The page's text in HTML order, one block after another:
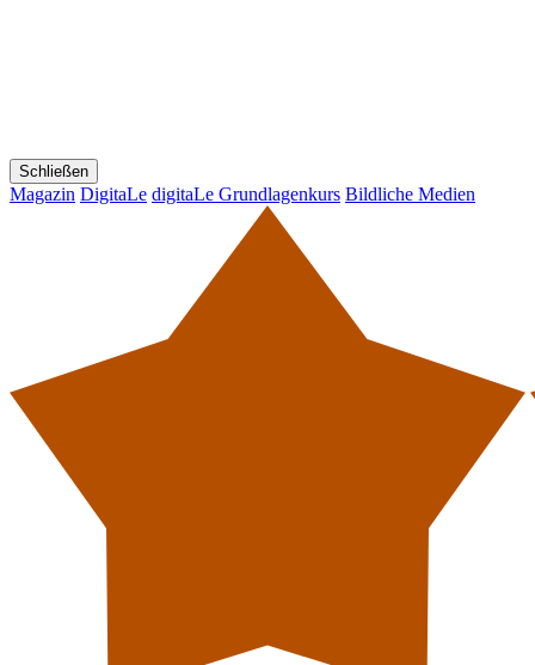
Schließen
Magazin DigitaLe digitaLe Grundlagenkurs Bildliche Medien